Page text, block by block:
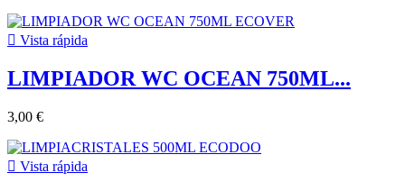
 Vista rápida
LIMPIADOR WC OCEAN 750ML...
3,00 €
 Vista rápida